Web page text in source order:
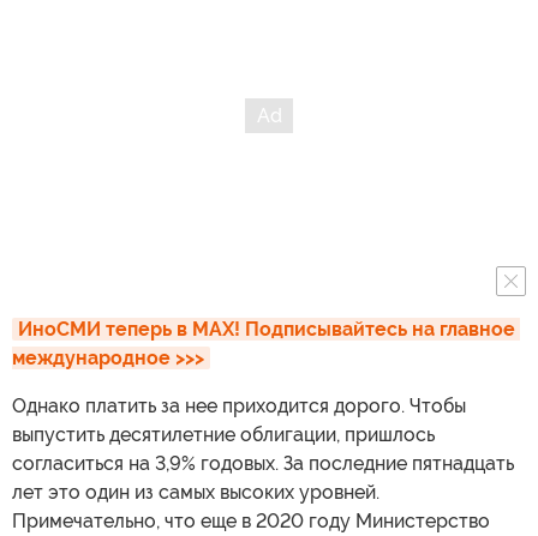
ИноСМИ теперь в MAX! Подписывайтесь на главное
международное >>>
Однако платить за нее приходится дорого. Чтобы
выпустить десятилетние облигации, пришлось
согласиться на 3,9% годовых. За последние пятнадцать
лет это один из самых высоких уровней.
Примечательно, что еще в 2020 году Министерство